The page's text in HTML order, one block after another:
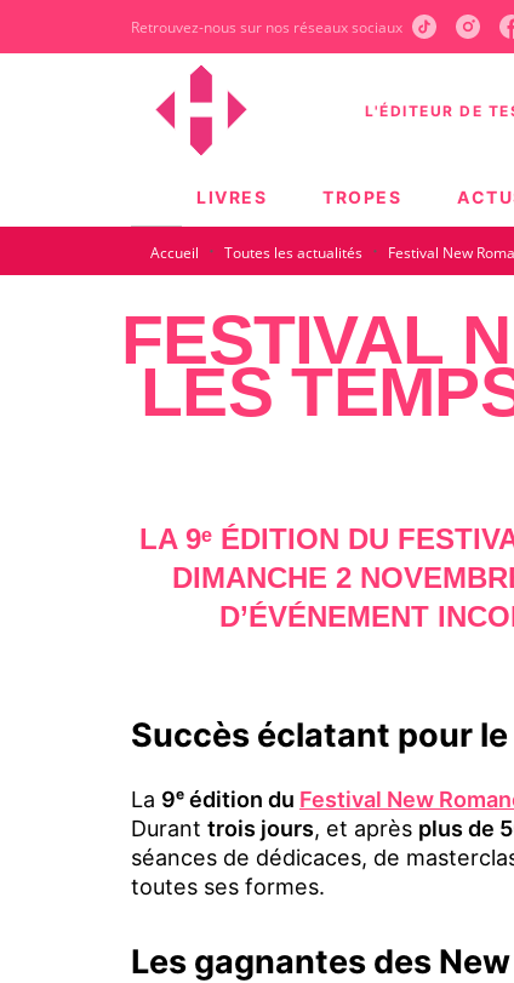
Retrouvez-nous sur nos réseaux sociaux
L'ÉDITEUR DE
LIVRES TROPES
Accueil · Toutes les actualités · Festival New
FESTIVAL
LES
LA 9ᵉ ÉDITION DU
DIMANCHE 2
D’ÉVÉNEMENT
Succès éclatant pour
La 9ᵉ édition du Festival New
Durant trois jours, et après plus de
séances de dédicaces, de
toutes ses formes.
Les gagnantes des